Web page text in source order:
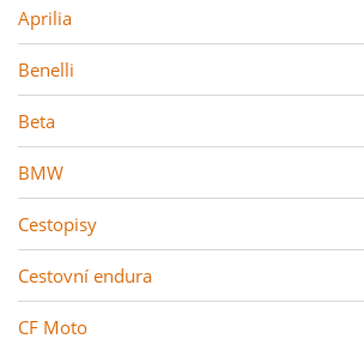
Aprilia
Benelli
Beta
BMW
Cestopisy
Cestovní endura
CF Moto